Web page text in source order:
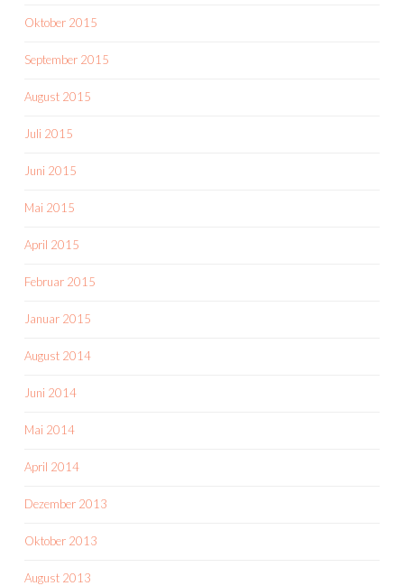
Oktober 2015
September 2015
August 2015
Juli 2015
Juni 2015
Mai 2015
April 2015
Februar 2015
Januar 2015
August 2014
Juni 2014
Mai 2014
April 2014
Dezember 2013
Oktober 2013
August 2013